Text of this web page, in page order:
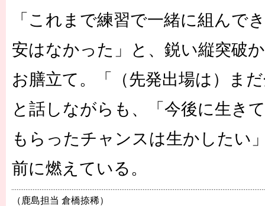
「これまで練習で一緒に組んで
安はなかった」と、鋭い縦突破
お膳立て。「（先発出場は）ま
と話しながらも、「今後に生き
もらったチャンスは生かしたい
前に燃えている。
（鹿島担当 倉橋捺稀）